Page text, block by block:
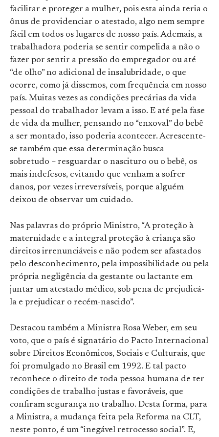
facilitar e proteger a mulher, pois esta ainda teria o
ônus de providenciar o atestado, algo nem sempre
fácil em todos os lugares de nosso país. Ademais, a
trabalhadora poderia se sentir compelida a não o
fazer por sentir a pressão do empregador ou até
“de olho” no adicional de insalubridade, o que
ocorre, como já dissemos, com frequência em nosso
país. Muitas vezes as condições precárias da vida
pessoal do trabalhador levam a isso. E até pela fase
de vida da mulher, pensando no “enxoval” do bebê
a ser montado, isso poderia acontecer. Acrescente-
se também que essa determinação busca –
sobretudo – resguardar o nascituro ou o bebê, os
mais indefesos, evitando que venham a sofrer
danos, por vezes irreversíveis, porque alguém
deixou de observar um cuidado.
Nas palavras do próprio Ministro, “A proteção à
maternidade e a integral proteção à criança são
direitos irrenunciáveis e não podem ser afastados
pelo desconhecimento, pela impossibilidade ou pela
própria negligência da gestante ou lactante em
juntar um atestado médico, sob pena de prejudicá-
la e prejudicar o recém-nascido”.
Destacou também a Ministra Rosa Weber, em seu
voto, que o país é signatário do Pacto Internacional
sobre Direitos Econômicos, Sociais e Culturais, que
foi promulgado no Brasil em 1992. E tal pacto
reconhece o direito de toda pessoa humana de ter
condições de trabalho justas e favoráveis, que
confiram segurança no trabalho. Desta forma, para
a Ministra, a mudança feita pela Reforma na CLT,
neste ponto, é um “inegável retrocesso social”. E,